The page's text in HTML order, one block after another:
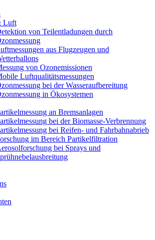
Luft
von Teilentladungen durch
aus Flugzeugen und
von Ozonemissionen
Luftqualitätsmessungen
bei der Wasseraufbereitung
in Ökosystemen
an Bremsanlagen
bei der Biomasse-Verbrennung
bei Reifen- und Fahrbahnabrieb
im Bereich Partikelfiltration
bei Sprays und